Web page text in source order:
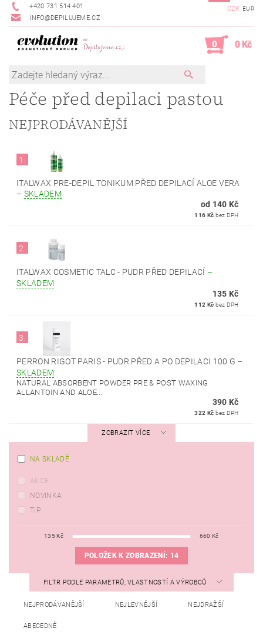
+420 731 514 401
INFO@DEPILUJEME.CZ
CZK EUR
0 0 Kč
Péče před depilaci pastou
NEJPRODÁVANĚJŠÍ
1.
ITALWAX PRE-DEPIL TONIKUM PŘED DEPILACÍ ALOE VERA
– SKLADEM
od 140 Kč
116 Kč bez DPH
2.
ITALWAX COSMETIC TALC - PUDR PŘED DEPILACÍ –
SKLADEM
135 Kč
112 Kč bez DPH
3.
PERRON RIGOT PARIS - PUDR PŘED A PO DEPILACI 100 G –
SKLADEM
NATURAL ABSORBENT POWDER PRE & POST WAXING
ALLANTOIN AND ALOE...
390 Kč
322 Kč bez DPH
ZOBRAZIT VÍCE
NA SKLADĚ
AKCE
NOVINKA
TIP
135Kč 660 Kč
POLOŽEK K ZOBRAZENÍ: 14
FILTR PODLE PARAMETRŮ, VLASTNOSTÍ A VÝROBCŮ
NEJPRODÁVANĚJŠÍ NEJLEVNĚJŠÍ NEJDRAŽŠÍ
ABECEDNĚ